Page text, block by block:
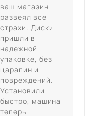
ваш магазин
развеял все
страхи. Диски
пришли в
надежной
упаковке, без
царапин и
повреждений.
Установили
быстро, машина
теперь